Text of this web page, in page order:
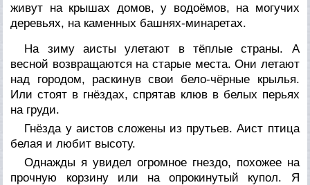
живут на крышах домов, у водоёмов, на могучих
деревьях, на каменных башнях-минаретах.
На зиму аисты улетают в тёплые страны. А
весной возвращаются на старые места. Они летают
над городом, раскинув свои бело-чёрные крылья.
Или стоят в гнёздах, спрятав клюв в белых перьях
на груди.
Гнёзда у аистов сложены из прутьев. Аист птица
белая и любит высоту.
Однажды я увидел огромное гнездо, похожее на
прочную корзину или на опрокинутый купол. Я